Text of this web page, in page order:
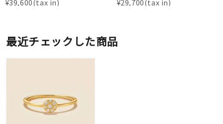
¥39,600 ¥29,700
最近チェックした商品